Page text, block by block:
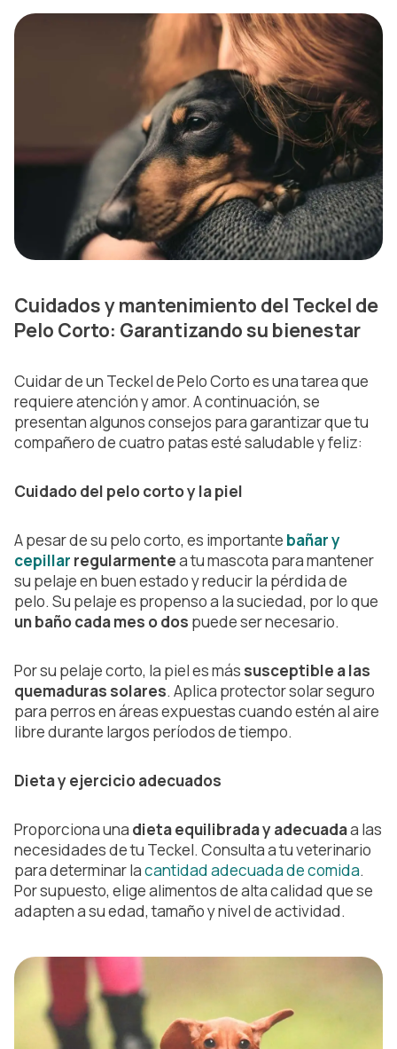
Cuidados y mantenimiento del Teckel de
Pelo Corto: Garantizando su bienestar
Cuidar de un Teckel de Pelo Corto es una tarea que
requiere atención y amor. A continuación, se
presentan algunos consejos para garantizar que tu
compañero de cuatro patas esté saludable y feliz:
Cuidado del pelo corto y la piel
A pesar de su pelo corto, es importante bañar y
cepillar regularmentea tu mascota para mantener
su pelaje en buen estado y reducir la pérdida de
pelo. Su pelaje es propenso a la suciedad, por lo que
un baño cada mes o dos puede ser necesario.
Por su pelaje corto, la piel es más susceptible a las
quemaduras solares. Aplica protector solar seguro
para perros en áreas expuestas cuando estén al aire
libre durante largos períodos de tiempo.
Dieta y ejercicio adecuados
Proporciona una dieta equilibrada y adecuadaa las
necesidades de tu Teckel. Consulta a tu veterinario
para determinar lacantidad adecuada de comida.
Por supuesto, elige alimentos de alta calidad que se
adapten a su edad, tamaño y nivel de actividad.